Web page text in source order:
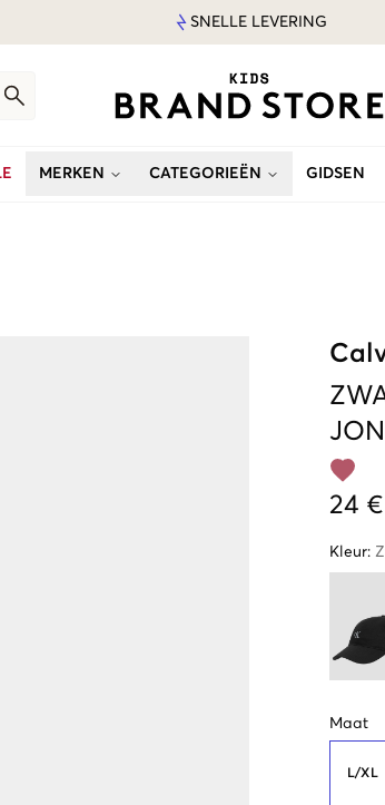
SNELLE LEVERING
MERKEN CATEGORIEËN GIDSEN
24 €
Kleur:
Maat
L/XL